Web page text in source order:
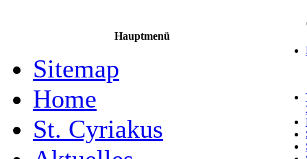
Hauptmenü
Sitemap
Home
St. Cyriakus